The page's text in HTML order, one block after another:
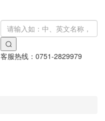
客服热线： 0751-2829979